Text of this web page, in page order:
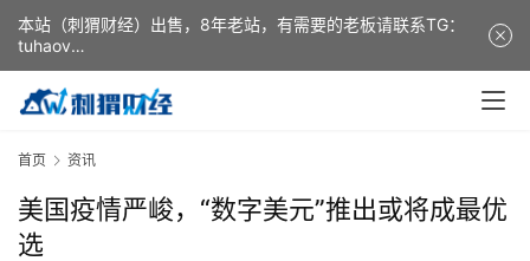
首页 资讯
美国疫情严峻，“数字美元”推出或将成最优
选
本站（刺猬财经）出售，8年老站，有需要的老板请联系TG：
tuhaov
This website (ciweicaijing) is for sale. It is a 8-year-old
website. If you need it, please contact TG: tuhaov